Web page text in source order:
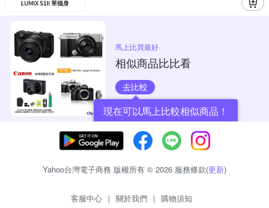
馬上比買最好
相似商品比比看
去比較
現在可以馬上比較相似商品！
Yahoo台灣電子商務 版權所有 © 2026 服務條款(更新)
客服中心 | 關於我們 | 購物須知